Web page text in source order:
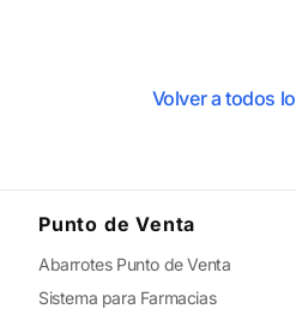
Volver a todos
Punto de Venta
Abarrotes Punto de Venta
Sistema para Farmacias